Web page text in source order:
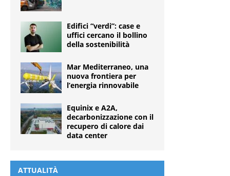
Edifici “verdi”: case e
uffici cercano il bollino
della sostenibilità
Mar Mediterraneo, una
nuova frontiera per
l’energia rinnovabile
Equinix e A2A,
decarbonizzazione con il
recupero di calore dai
data center
ATTUALITÀ